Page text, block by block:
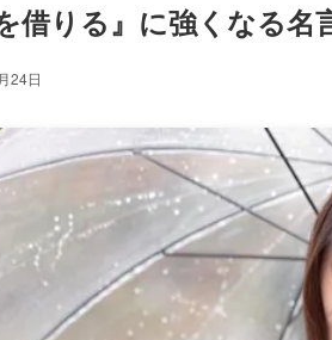
借りる』に強くなる
24日